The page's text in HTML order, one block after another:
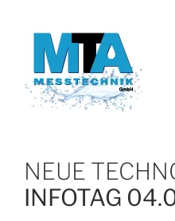
springen
NEUE
INFOTAG